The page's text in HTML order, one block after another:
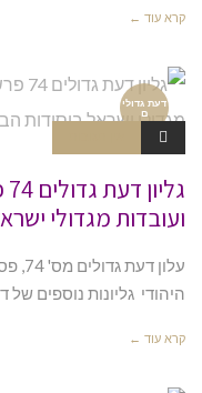
קרא עוד ←
דעת גדולי
ם
ועובדות מגדולי
היהודי גליונות נוספים
קרא עוד ←